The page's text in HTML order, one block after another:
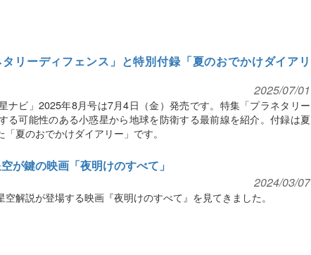
リーディフェンス」と特別付録「夏のおでかけダイアリ
2025/07/01
ナビ」2025年8月号は7月4日（金）発売です。特集「プラネタリー
る可能性のある小惑星から地球を防衛する最前線を紹介。付録は夏
夏のおでかけダイアリー」です。
が鍵の映画「夜明けのすべて」
2024/03/07
解説が登場する映画『夜明けのすべて』を見てきました。